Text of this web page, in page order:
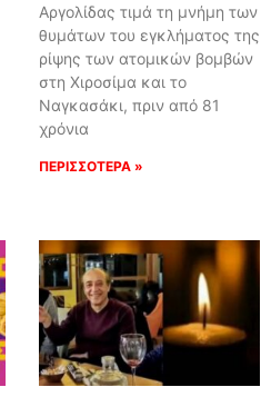
Αργολίδας τιμά τη μνήμη των
θυμάτων του εγκλήματος της
ρίψης των ατομικών βομβών
στη Χιροσίμα και το
Ναγκασάκι, πριν από 81
χρόνια
ΠΕΡΙΣΣΟΤΕΡΑ »